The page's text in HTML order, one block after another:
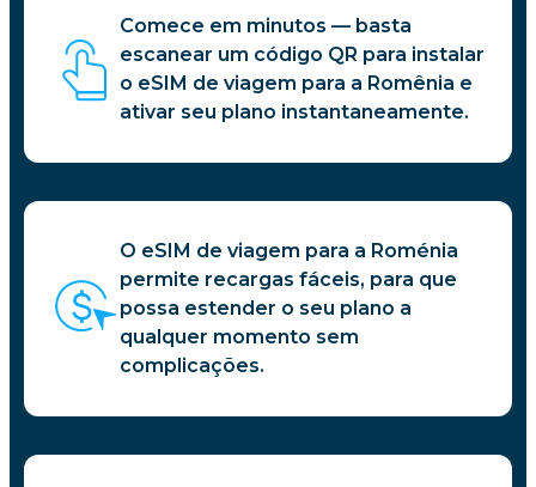
Comece em minutos — basta
escanear um código QR para instalar
o eSIM de viagem para a Romênia e
ativar seu plano instantaneamente.
O eSIM de viagem para a Roménia
permite recargas fáceis, para que
possa estender o seu plano a
qualquer momento sem
complicações.